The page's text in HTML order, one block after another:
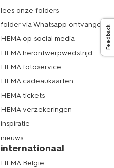
Feedback
lees onze folders
folder via Whatsapp ontvangen
HEMA op social media
HEMA herontwerpwedstrijd
HEMA fotoservice
HEMA cadeaukaarten
HEMA tickets
HEMA verzekeringen
inspiratie
nieuws
internationaal
HEMA België